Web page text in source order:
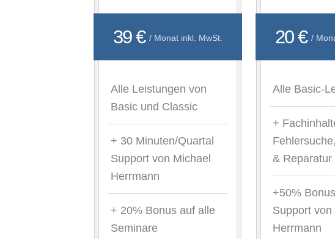
39 € / Monat inkl. MwSt.
Alle Leistungen von
Basic und Classic
+ 30 Minuten/Quartal
Support von Michael
Herrmann
+ 20% Bonus auf alle
Seminare
20 € /
Alle Basic-
+
& Reparatur
+50%
Support von
Herrmann